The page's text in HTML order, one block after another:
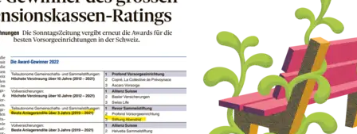
Pensionskassen-
Klimarating
Immobilien
Klimarating Immobilien